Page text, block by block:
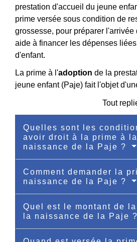
prestation d'accueil du jeune
prime versée sous condition de
grossesse, pour préparer
aide à financer les dépenses
d'enfant.
La prime à l'adoption de la
jeune enfant (Paje) fait l'objet
Tout
Quelles sont les
avoir droit à la prime à la
naissance de la Paje ?
Comment demander la
naissance de la Paje ?
Quel est le montant de
la naissance de la Paje ?